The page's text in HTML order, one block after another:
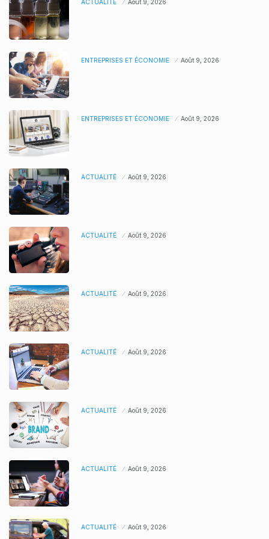
ACTUALITÉ Août 9, 2026
ENTREPRISES ET ÉCONOMIE Août 9, 2026
ENTREPRISES ET ÉCONOMIE Août 9, 2026
ACTUALITÉ Août 9, 2026
ACTUALITÉ Août 9, 2026
ACTUALITÉ Août 9, 2026
ACTUALITÉ Août 9, 2026
ACTUALITÉ Août 9, 2026
ACTUALITÉ Août 9, 2026
ACTUALITÉ Août 9, 2026